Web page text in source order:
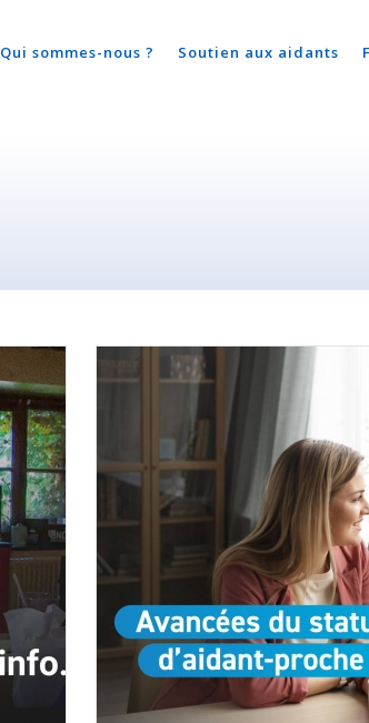
Qui sommes-nous ? Soutien aux aidants